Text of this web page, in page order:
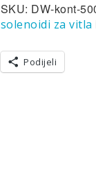
Dragon
količina
SKU: DW-kont-
solenoidi za vitla
Podijeli